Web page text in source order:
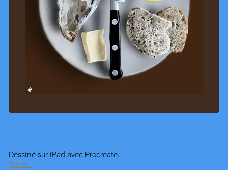
Dessiné sur iPad avec Procreate.
Suite…